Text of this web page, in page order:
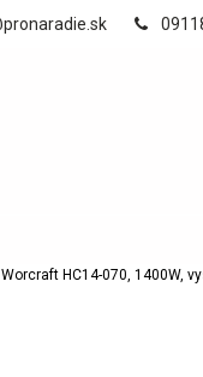
HC14-070, 1400W,